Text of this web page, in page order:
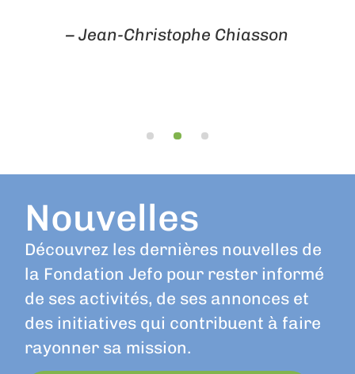
– Jean-Christophe Chiasson
Nouvelles
Découvrez les dernières nouvelles de
la Fondation Jefo pour rester informé
de ses activités, de ses annonces et
des initiatives qui contribuent à faire
rayonner sa mission.